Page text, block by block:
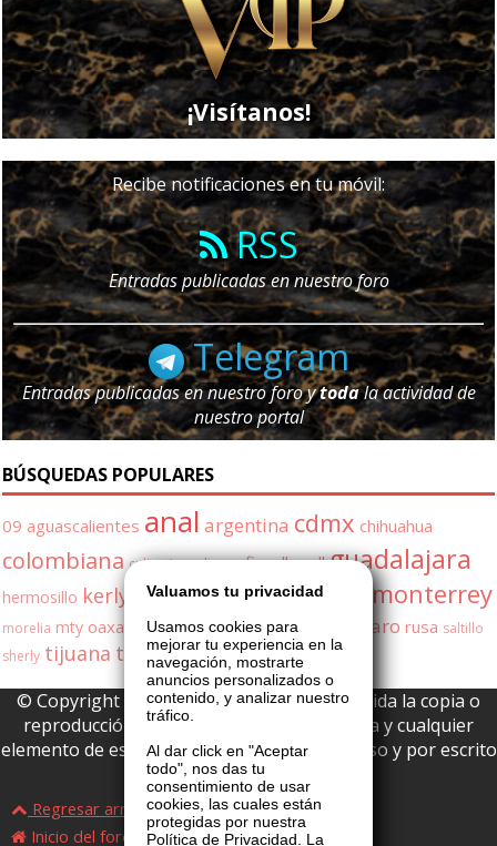
¡Visítanos!
Recibe notificaciones en tu móvil:
RSS
Entradas publicadas en nuestro foro
Telegram
Entradas publicadas en nuestro foro ytodala actividad de
nuestro portal
BÚSQUEDAS POPULARES
09 aguascalientes anal argentina cdmx chihuahua
colombiana culiac�n culiacan fiorella gdl guadalajara
hermosillo kerly kerly gonzalez leon mexicali monterrey
morelia mty oaxaca puebla quer�taro queretaro rusa saltillo
sherly tijuana toluca trio veracruz
© Copyright 2026 La Boutique VIP • Prohibida la copia o
reproducción parcial o total de esta página y cualquier
elemento de este website sin permiso expreso y por escrito
de La Boutique VIP.
Regresar arriba
Inicio del foro
Valuamos tu privacidad
Usamos cookies para
mejorar tu experiencia en la
navegación, mostrarte
anuncios personalizados o
contenido, y analizar nuestro
tráfico.
Al dar click en "Aceptar
todo", nos das tu
consentimiento de usar
cookies, las cuales están
protegidas por nuestra
Política de Privacidad. La